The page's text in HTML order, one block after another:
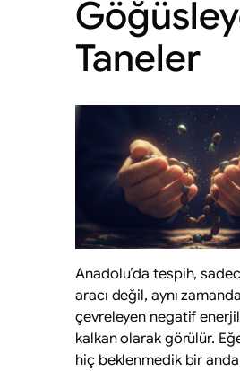
Taneler
Anadolu’da tespih,
aracı değil, aynı
çevreleyen negatif
kalkan olarak görülür.
hiç beklenmedik bir